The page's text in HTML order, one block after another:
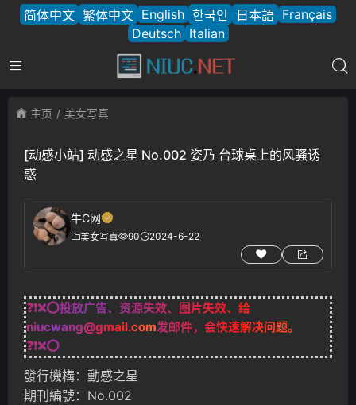
简体中文 繁体中文 English 한국인 日本語 Français
Deutsch Italian
主页 美女写真
[动感小站] 动感之星 No.002 姿乃 台球桌上的风骚诱
惑
牛C网
美女写真 90 2024-6-22
❓❗❌⭕投放广告、资源失效、图片失效、给
niucwang@gmail.com发邮件，会快速解决问题。
❓❗❌⭕
發行機構：動感之星
期刊編號：No.002